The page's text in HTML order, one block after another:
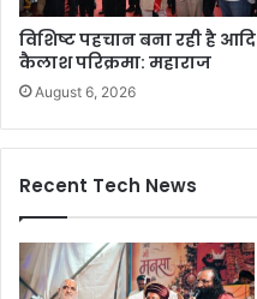
विशिष्ट पहचान बना रही है आदि
कैलाश परिक्रमा: महाराज
August 6, 2026
Recent Tech News